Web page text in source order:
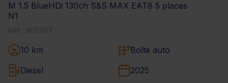
M 1.5 BlueHDi 130ch S&S MAX EAT8 5 places
N1
10 km
Boîte auto
Diesel
2025